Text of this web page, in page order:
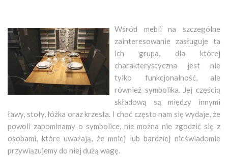
Wśród mebli na szczególne
zainteresowanie zasługuje ta
ich grupa, dla której
charakterystyczna jest nie
tylko funkcjonalność, ale
również symbolika. Jej częścią
składową są między innymi
ławy, stoły, łóżka oraz krzesła. I choć często nam się wydaje, że
powoli zapominamy o symbolice, nie można nie zgodzić się z
osobami, które uważają, że mniej lub bardziej nieświadomie
przywiązujemy do niej dużą wagę.